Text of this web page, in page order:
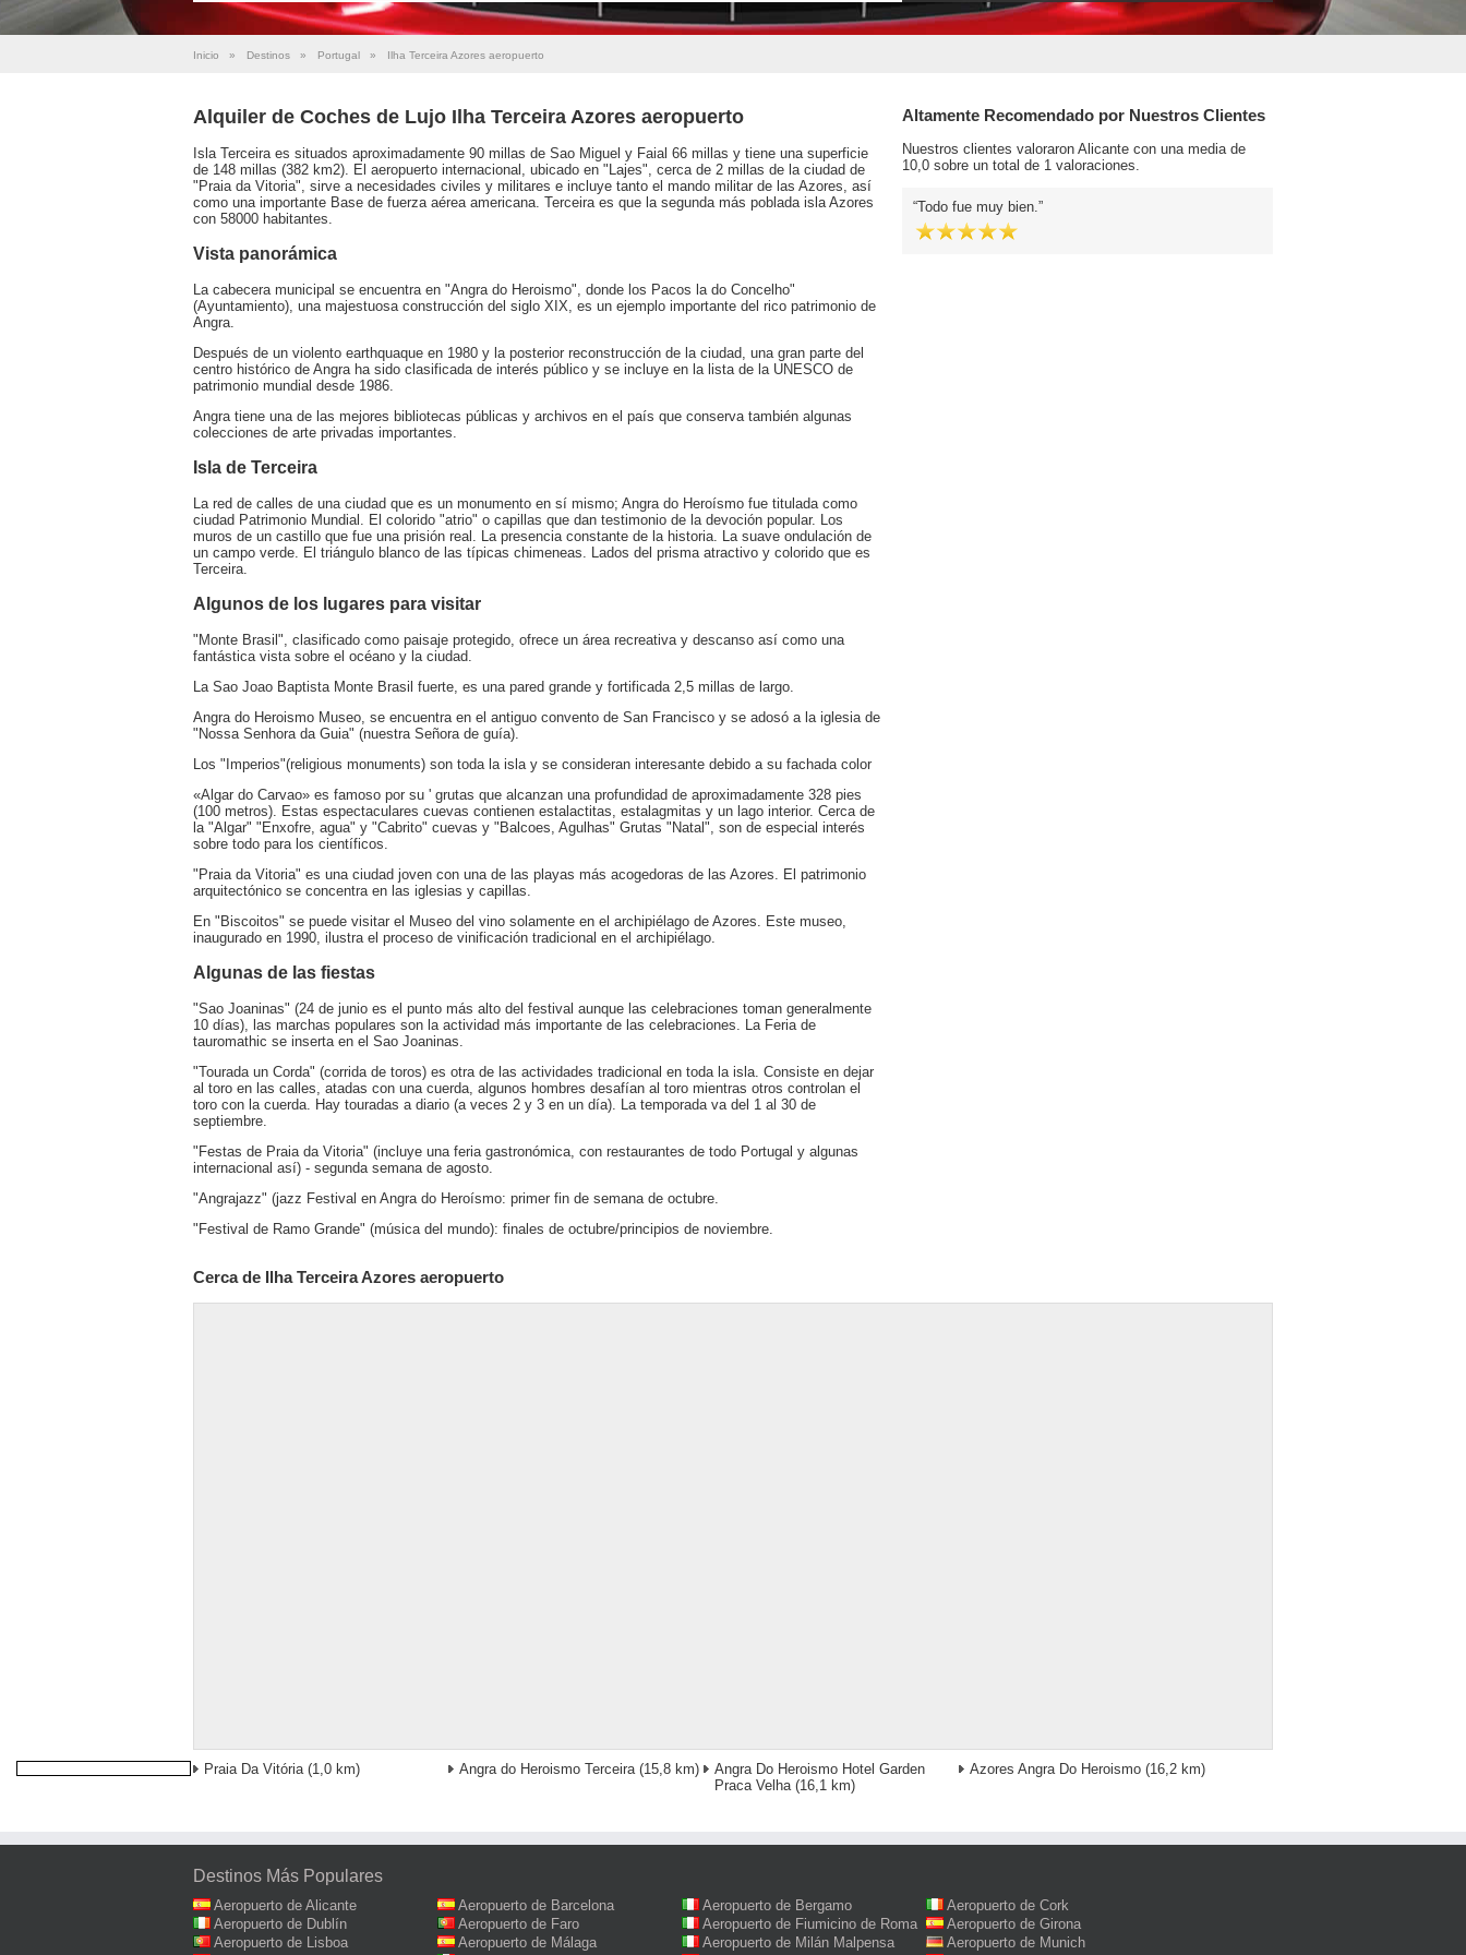
Inicio » Destinos » Portugal » Ilha Terceira Azores aeropuerto
Alquiler de Coches de Lujo Ilha Terceira Azores aeropuerto
Isla Terceira es situados aproximadamente 90 millas de Sao Miguel y Faial 66 millas y tiene una superficie
de 148 millas (382 km2). El aeropuerto internacional, ubicado en "Lajes", cerca de 2 millas de la ciudad de
"Praia da Vitoria", sirve a necesidades civiles y militares e incluye tanto el mando militar de las Azores, así
como una importante Base de fuerza aérea americana. Terceira es que la segunda más poblada isla Azores
con 58000 habitantes.
Vista panorámica
La cabecera municipal se encuentra en "Angra do Heroismo", donde los Pacos la do Concelho"
(Ayuntamiento), una majestuosa construcción del siglo XIX, es un ejemplo importante del rico patrimonio de
Angra.
Después de un violento earthquaque en 1980 y la posterior reconstrucción de la ciudad, una gran parte del
centro histórico de Angra ha sido clasificada de interés público y se incluye en la lista de la UNESCO de
patrimonio mundial desde 1986.
Angra tiene una de las mejores bibliotecas públicas y archivos en el país que conserva también algunas
colecciones de arte privadas importantes.
Isla de Terceira
La red de calles de una ciudad que es un monumento en sí mismo; Angra do Heroísmo fue titulada como
ciudad Patrimonio Mundial. El colorido "atrio" o capillas que dan testimonio de la devoción popular. Los
muros de un castillo que fue una prisión real. La presencia constante de la historia. La suave ondulación de
un campo verde. El triángulo blanco de las típicas chimeneas. Lados del prisma atractivo y colorido que es
Terceira.
Algunos de los lugares para visitar
"Monte Brasil", clasificado como paisaje protegido, ofrece un área recreativa y descanso así como una
fantástica vista sobre el océano y la ciudad.
La Sao Joao Baptista Monte Brasil fuerte, es una pared grande y fortificada 2,5 millas de largo.
Angra do Heroismo Museo, se encuentra en el antiguo convento de San Francisco y se adosó a la iglesia de
"Nossa Senhora da Guia" (nuestra Señora de guía).
Los "Imperios"(religious monuments) son toda la isla y se consideran interesante debido a su fachada color
«Algar do Carvao» es famoso por su ' grutas que alcanzan una profundidad de aproximadamente 328 pies
(100 metros). Estas espectaculares cuevas contienen estalactitas, estalagmitas y un lago interior. Cerca de
la "Algar" "Enxofre, agua" y "Cabrito" cuevas y "Balcoes, Agulhas" Grutas "Natal", son de especial interés
sobre todo para los científicos.
"Praia da Vitoria" es una ciudad joven con una de las playas más acogedoras de las Azores. El patrimonio
arquitectónico se concentra en las iglesias y capillas.
En "Biscoitos" se puede visitar el Museo del vino solamente en el archipiélago de Azores. Este museo,
inaugurado en 1990, ilustra el proceso de vinificación tradicional en el archipiélago.
Algunas de las fiestas
"Sao Joaninas" (24 de junio es el punto más alto del festival aunque las celebraciones toman generalmente
10 días), las marchas populares son la actividad más importante de las celebraciones. La Feria de
tauromathic se inserta en el Sao Joaninas.
"Tourada un Corda" (corrida de toros) es otra de las actividades tradicional en toda la isla. Consiste en dejar
al toro en las calles, atadas con una cuerda, algunos hombres desafían al toro mientras otros controlan el
toro con la cuerda. Hay touradas a diario (a veces 2 y 3 en un día). La temporada va del 1 al 30 de
septiembre.
"Festas de Praia da Vitoria" (incluye una feria gastronómica, con restaurantes de todo Portugal y algunas
internacional así) - segunda semana de agosto.
"Angrajazz" (jazz Festival en Angra do Heroísmo: primer fin de semana de octubre.
"Festival de Ramo Grande" (música del mundo): finales de octubre/principios de noviembre.
Altamente Recomendado por Nuestros Clientes
Nuestros clientes valoraron Alicante con una media de
10,0 sobre un total de 1 valoraciones.
Todo fue muy bien.
Cerca de Ilha Terceira Azores aeropuerto
Praia Da Vitória(1,0 km) Angra do Heroismo Terceira(15,8 km)
Angra Do Heroismo Hotel Garden
Praca Velha(16,1 km)
Azores Angra Do Heroismo (16,2 km)
Destinos Más Populares
Aeropuerto de Alicante Aeropuerto de Barcelona Aeropuerto de Bergamo
Aeropuerto de Cork
Aeropuerto de Dublín
Aeropuerto de Faro Aeropuerto de Fiumicino de Roma
Aeropuerto de Girona
Aeropuerto de Lisboa
Aeropuerto de Málaga Aeropuerto de Milán Malpensa
Aeropuerto de Munich